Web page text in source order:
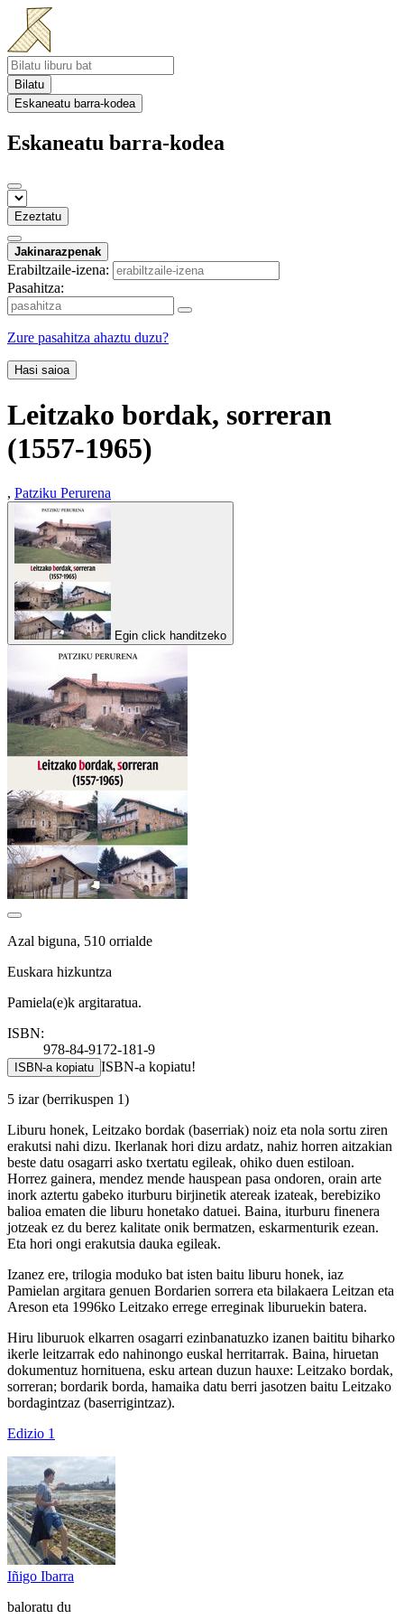
Bilatu
Eskaneatu barra-kodea
Eskaneatu barra-kodea
Ezeztatu
Jakinarazpenak
Erabiltzaile-izena:
Pasahitza:
Zure pasahitza ahaztu duzu?
Hasi saioa
Leitzako bordak, sorreran
(1557-1965)
, Patziku Perurena
Egin click handitzeko
Azal biguna, 510 orrialde
Euskara hizkuntza
Pamiela(e)k argitaratua.
ISBN:
978-84-9172-181-9
ISBN-a kopiatu ISBN-a kopiatu!
5 izar(berrikuspen 1)
Liburu honek, Leitzako bordak (baserriak) noiz eta nola sortu ziren
erakutsi nahi dizu. Ikerlanak hori dizu ardatz, nahiz horren aitzakian
beste datu osagarri asko txertatu egileak, ohiko duen estiloan.
Horrez gainera, mendez mende hauspean pasa ondoren, orain arte
inork aztertu gabeko iturburu birjinetik atereak izateak, berebiziko
balioa ematen die liburu honetako datuei. Baina, iturburu finenera
jotzeak ez du berez kalitate onik bermatzen, eskarmenturik ezean.
Eta hori ongi erakutsia dauka egileak.
Izanez ere, trilogia moduko bat isten baitu liburu honek, iaz
Pamielan argitara genuen Bordarien sorrera eta bilakaera Leitzan eta
Areson eta 1996ko Leitzako errege erreginak liburuekin batera.
Hiru liburuok elkarren osagarri ezinbanatuzko izanen baititu biharko
ikerle leitzarrak edo nahinongo euskal herritarrak. Baina, hiruetan
dokumentuz hornituena, esku artean duzun hauxe: Leitzako bordak,
sorreran; bordarik borda, hamaika datu berri jasotzen baitu Leitzako
bordagintzaz (baserrigintzaz).
Edizio 1
Iñigo Ibarra
baloratu du